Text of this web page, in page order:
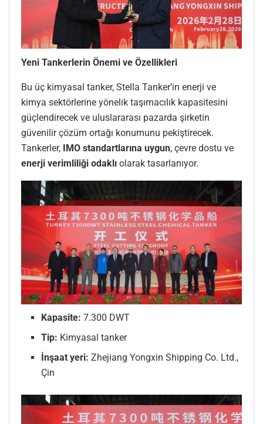
Yeni Tankerlerin Önemi ve Özellikleri
Bu üç kimyasal tanker, Stella Tanker’in enerji ve
kimya sektörlerine yönelik taşımacılık kapasitesini
güçlendirecek ve uluslararası pazarda şirketin
güvenilir çözüm ortağı konumunu pekiştirecek.
Tankerler, IMO standartlarına uygun, çevre dostu ve
enerji verimliliği odaklı olarak tasarlanıyor.
Kapasite: 7.300 DWT
Tip: Kimyasal tanker
İnşaat yeri: Zhejiang Yongxin Shipping Co. Ltd.,
Çin